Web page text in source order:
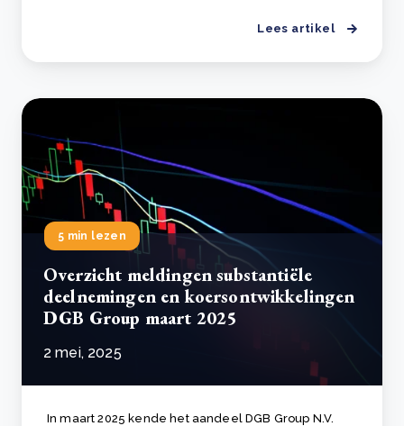
Lees artikel
5 min lezen
Overzicht meldingen substantiële
deelnemingen en koersontwikkelingen
DGB Group maart 2025
2 mei, 2025
In maart 2025 kende het aandeel DGB Group N.V.